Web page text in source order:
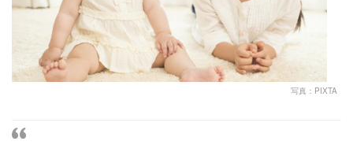
写真：PIXTA